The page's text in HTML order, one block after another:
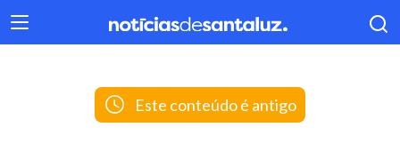
404
Este conteúdo é antigo